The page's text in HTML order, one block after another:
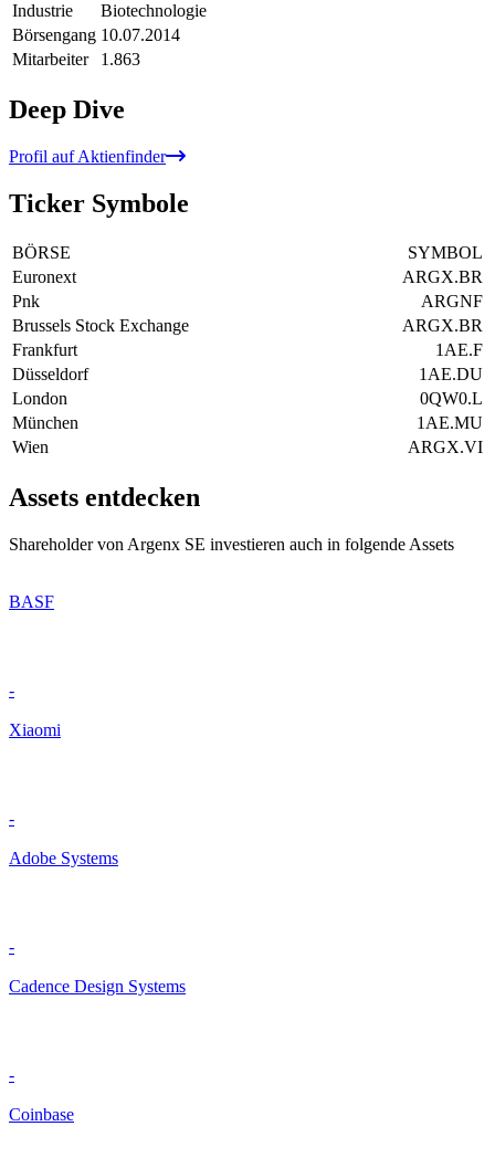
Industrie
Biotechnologie
Börsengang 10.07.2014
Mitarbeiter
1.863
Deep Dive
Profil auf Aktienfinder
Ticker Symbole
BÖRSE
SYMBOL
Euronext
ARGX.BR
Pnk
ARGNF
Brussels Stock Exchange
ARGX.BR
Frankfurt
1AE.F
Düsseldorf
1AE.DU
London
0QW0.L
München
1AE.MU
Wien
ARGX.VI
Assets entdecken
Shareholder von Argenx SE investieren auch in folgende Assets
BASF
-
Xiaomi
-
Adobe Systems
-
Cadence Design Systems
-
Coinbase